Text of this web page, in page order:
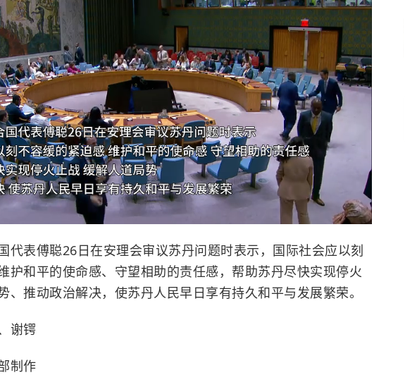
表傅聪26日在安理会审议苏丹问题时表示，国际社会应以刻
护和平的使命感、守望相助的责任感，帮助苏丹尽快实现停火
、推动政治解决，使苏丹人民早日享有持久和平与发展繁荣。
谢锷
制作